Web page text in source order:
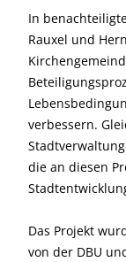
In
Rauxel und
verbessern.
die an diesen
Das Projekt
von der DBU